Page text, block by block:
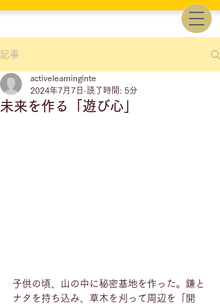
記事
未来を作る「遊び心」
activelearninginte
2024年7月7日 読了時間: 5分
子供の頃、山の中に秘密基地を作った。鎌と
ナタを持ち込み、草木を刈って周辺を「開